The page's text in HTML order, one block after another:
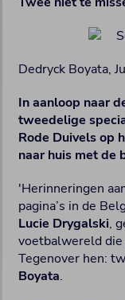
Dedryck Boyata,
In aanloop naar
tweedelige
Rode Duivels op
naar huis met de
'Herinneringen
pagina’s in de
Lucie Drygalski,
voetbalwereld die
Tegenover hen:
Boyata.